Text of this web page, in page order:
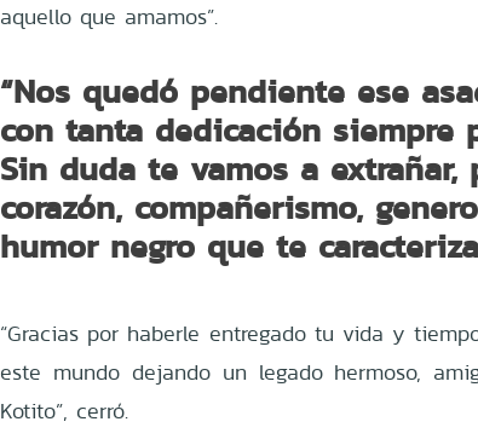
aquello que amamos”.
“Nos quedó pendiente ese
con tanta dedicación siempre
Sin duda te vamos a extrañar,
corazón, compañerismo,
humor negro que te
“Gracias por haberle entregado tu vida y
este mundo dejando un legado hermoso,
Kotito”, cerró.